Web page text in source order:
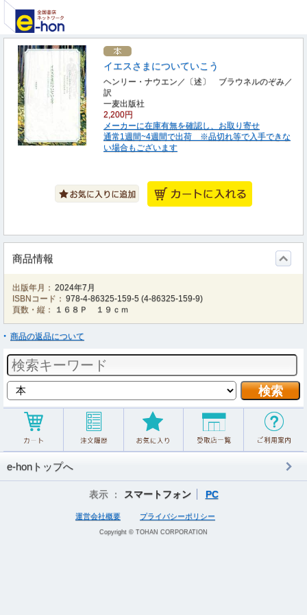
イエスさまについていこう
ヘンリー・ナウエン／〔述〕 ブラウネルのぞみ／
訳
一麦出版社
2,200円
メーカーに在庫有無を確認し、お取り寄せ
通常1週間~4週間で出荷 ※品切れ等で入手できな
い場合もございます
商品情報
出版年月： 2024年7月
ISBNコード： 978-4-86325-159-5 (4-86325-159-9)
頁数・縦：
１６８Ｐ １９ｃｍ
商品の返品について
e-honトップへ
表示 ： スマートフォン PC
運営会社概要 プライバシーポリシー
Copyright © TOHAN CORPORATION